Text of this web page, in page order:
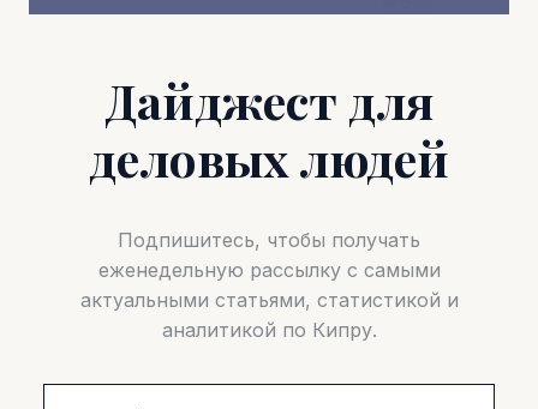
Дайджест для
деловых людей
Подпишитесь, чтобы получать
еженедельную рассылку с самыми
актуальными статьями, статистикой и
аналитикой по Кипру.